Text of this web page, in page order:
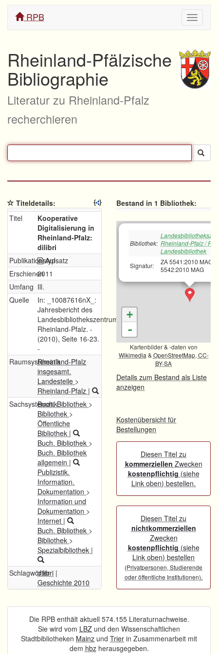
ein/
RPB
Rheinland-Pfälzische
Bibliographie
Literatur zu Rheinland-Pfalz
recherchieren
Titeldetails:
Titel
Kooperative
Digitalisierung in
Rheinland-Pfalz:
dilibri
PublikationstypAufsatz
Erschienen2011
Umfang Ill.
Quelle
In: _10087616nX_:
Jahresbericht des
Landesbibliothekszentrums
Rheinland-Pfalz. -
(2010), Seite 16-23.
-
RaumsystematikRheinland-Pfalz
insgesamt.
Landesteile >
Rheinland-Pfalz |
SachsystematikBuch. Bibliothek >
Bibliothek >
Öffentliche
Bibliothek |
Buch. Bibliothek >
Buch. Bibliothek
allgemein |
Publizistik.
Information.
Dokumentation >
Information und
Dokumentation >
Internet |
Buch. Bibliothek >
Bibliothek >
Spezialbibliothek |
Schlagwörter
dilibri |
Geschichte 2010
Bestand in 1 Bibliothek:
Bibliothek: Rheinland-Pfalz /
Landesbibliothek
Signatur:
ZA 5541:2010
5542:2010 MAG
+
-
Kartenbilder & -daten von
Wikimedia & OpenStreetMap, CC-
BY-SA
Details zum Bestand als Liste
anzeigen
Kostenübersicht für
Bestellungen
Diesen Titel zu
kommerziellen Zwecken
kostenpflichtig (siehe
Link oben) bestellen.
Diesen Titel zu
nichtkommerziellen
Zwecken
kostenpflichtig (siehe
Link oben) bestellen
(Privatpersonen, Studierende
oder öffentliche Institutionen).
Die RPB enthält aktuell 574.155 Literaturnachweise.
Sie wird vom LBZ und den Wissenschaftlichen
Stadtbibliotheken Mainz und Trier in Zusammenarbeit mit
dem hbzherausgegeben.